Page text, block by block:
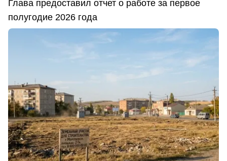
Глава предоставил отчет о работе за первое
полугодие 2026 года